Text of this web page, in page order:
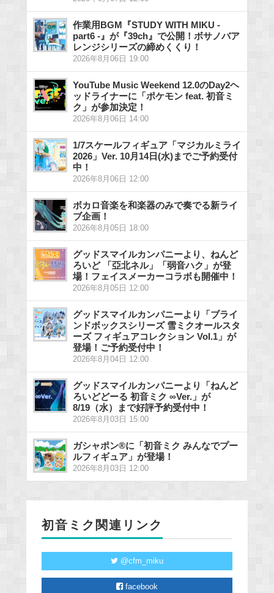
作業用BGM『STUDY WITH MIKU -
part6 -』が『39ch』で公開！ボサノバア
レンジシリーズの締めくくり！
2026年8月06日 19:00
YouTube Music Weekend 12.0のDay2ヘ
ッドライナーに「ポケモン feat. 初音ミ
ク」が参加決定！
2026年8月06日 14:00
1/7スケールフィギュア「マジカルミライ
2026」Ver. 10月14日(水)までご予約受付
中！
2026年8月06日 12:00
ボカロ音楽を和楽器のみで奏でる新ライ
ブ企画！
2026年8月05日 18:00
グッドスマイルカンパニーより、ねんど
ろいど 「亞北ネル」「弱音ハク」が登
場！フェイスメーカーコラボも開催中！
2026年8月05日 12:00
グッドスマイルカンパニーより「ブライ
ンドボックスシリーズ 雪ミクオールスタ
ーズ フィギュアコレクション Vol.1」が
登場！ご予約受付中！
2026年8月04日 12:00
グッドスマイルカンパニーより「ねんど
ろいどどーる 初音ミク ∞Ver.」が
8/19（水）まで好評予約受付中！
2026年8月03日 15:00
ガシャポン®に「初音ミク みんなでプー
ルフィギュア」が登場！
2026年8月03日 12:00
初音ミク関連リンク
@cfm_miku
facebook